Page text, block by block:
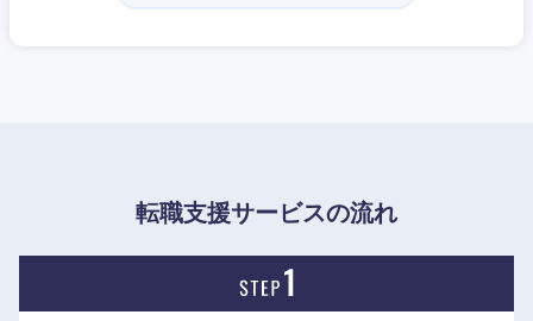
転職支援サービスの流れ
近畿地方
奈良県 和歌山県